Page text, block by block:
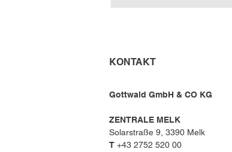
KONTAKT
Gottwald GmbH & CO KG
ZENTRALE MELK
Solarstraße 9, 3390 Melk
T +43 2752 520 00